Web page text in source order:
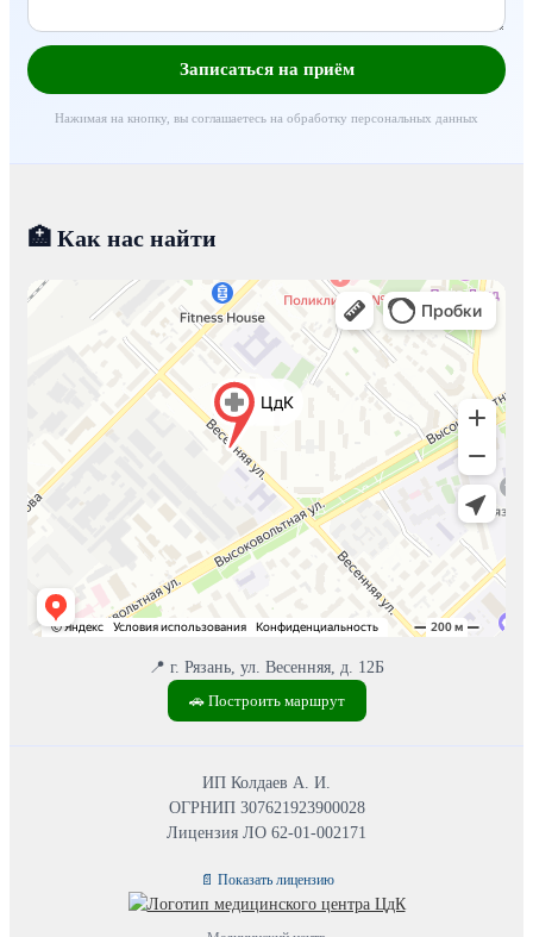
Записаться на приём
Нажимая на кнопку, вы соглашаетесь на обработку персональных данных
🏥 Как нас найти
📍 г. Рязань, ул. Весенняя, д. 12Б
🚗 Построить маршрут
ИП Колдаев А. И.
ОГРНИП 307621923900028
Лицензия ЛО 62-01-002171
📄 Показать лицензию